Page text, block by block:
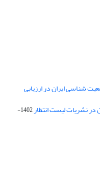
شناسی ایران در ارزیابی
در نشریات لیست انتظار
1402-